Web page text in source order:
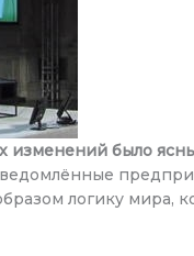
было
логику мира,